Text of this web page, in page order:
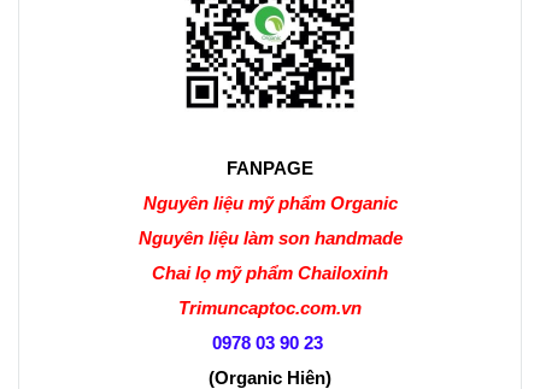
FANPAGE
Nguyên liệu mỹ phẩm Organic
Nguyên liệu làm son handmade
Chai lọ mỹ phẩm Chailoxinh
Trimuncaptoc.com.vn
0978 03 90 23
(Organic Hiên)